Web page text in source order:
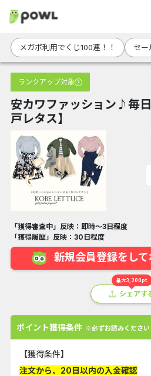
メガポ利用でくじ100連！！ セー
ランクアップ対象
安カワファッション♪毎
戸レタス】
「獲得審査中」反映：即時～3日程度
「獲得履歴」反映：30日程度
新規会員登録をして
最大3,300pt
シェアす
ポイント獲得条件 ※必ずお読みください
【獲得条件】
注文から、20日以内の入金確認